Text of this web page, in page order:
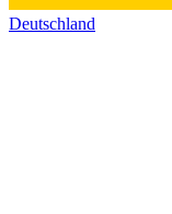
Deutschland